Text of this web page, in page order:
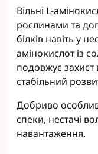
Вільні L-
рослинами та
білків навіть у
амінокислот із
подовжує захист
стабільний
Добриво
спеки, нестачі
навантаження.